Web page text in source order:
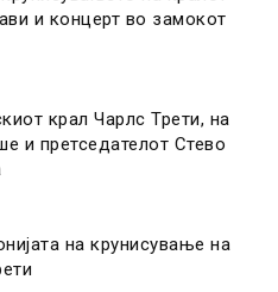
и концерт во замокот
крал Чарлс Трети, на
и претседателот Стево
на крунисување на